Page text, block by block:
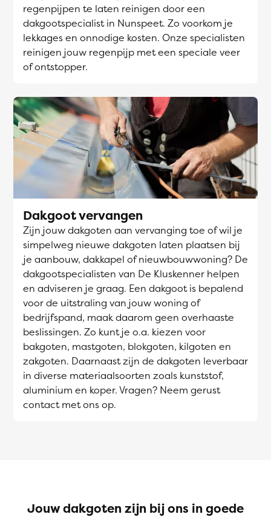
regenpijpen te laten reinigen door een
dakgootspecialist in Nunspeet. Zo voorkom je
lekkages en onnodige kosten. Onze specialisten
reinigen jouw regenpijp met een speciale veer
of ontstopper.
Dakgoot vervangen
Zijn jouw dakgoten aan vervanging toe of wil je
simpelweg nieuwe dakgoten laten plaatsen bij
je aanbouw, dakkapel of nieuwbouwwoning? De
dakgootspecialisten van De Kluskenner helpen
en adviseren je graag. Een dakgoot is bepalend
voor de uitstraling van jouw woning of
bedrijfspand, maak daarom geen overhaaste
beslissingen. Zo kunt je o.a. kiezen voor
bakgoten, mastgoten, blokgoten, kilgoten en
zakgoten. Daarnaast zijn de dakgoten leverbaar
in diverse materiaalsoorten zoals kunststof,
aluminium en koper. Vragen? Neem gerust
contact met ons op.
Jouw dakgoten zijn bij ons in goede